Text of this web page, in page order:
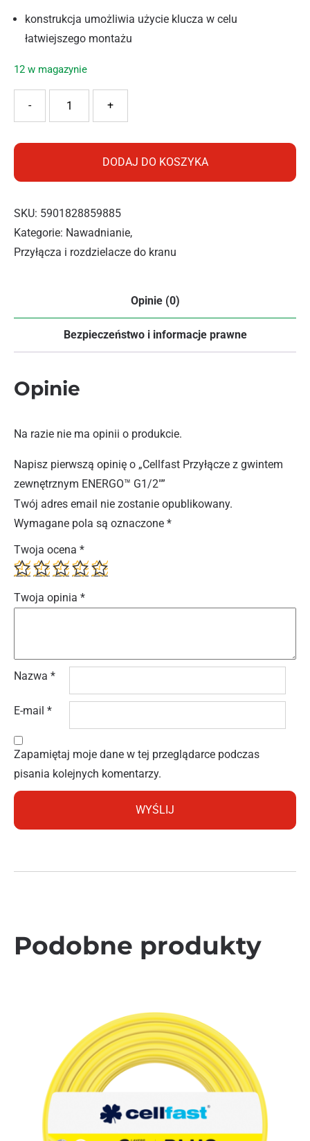
konstrukcja umożliwia użycie klucza w celu
łatwiejszego montażu
12 w magazynie
+
-
DODAJ DO KOSZYKA
SKU: 5901828859885
Kategorie: Nawadnianie,
Przyłącza i rozdzielacze do kranu
Opinie (0)
Bezpieczeństwo i informacje prawne
Opinie
Na razie nie ma opinii o produkcie.
Napisz pierwszą opinię o „Cellfast Przyłącze z gwintem
zewnętrznym ENERGO™ G1/2″”
Twój adres email nie zostanie opublikowany.
Wymagane pola są oznaczone *
Twoja ocena *
Twoja opinia *
Nazwa *
E-mail *
Zapamiętaj moje dane w tej przeglądarce podczas
pisania kolejnych komentarzy.
Podobne produkty